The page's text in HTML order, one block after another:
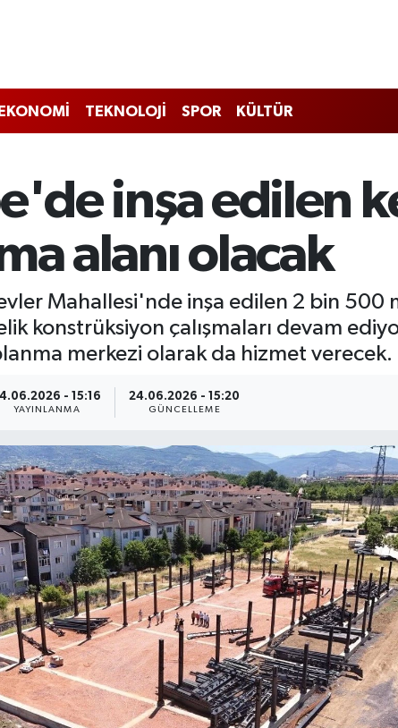
EKONOMİ TEKNOLOJİ SPOR KÜLTÜR
inşa edilen
alanı olacak
Mahallesi'nde inşa edilen 2 bin 500
konstrüksiyon çalışmaları devam
merkezi olarak da hizmet verecek.
- 15:16
YAYINLANMA
24.06.2026 - 15:20
GÜNCELLEME